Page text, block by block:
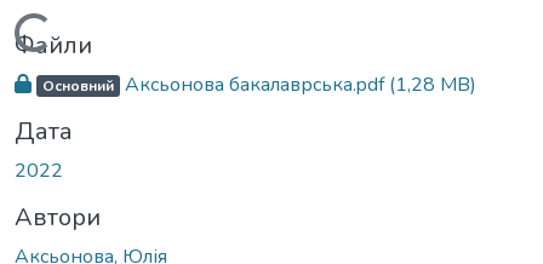
Вантажиться...
Файли
Основний Аксьонова бакалаврська.pdf(1,28 MB)
Дата
2022
Автори
Аксьонова, Юлія